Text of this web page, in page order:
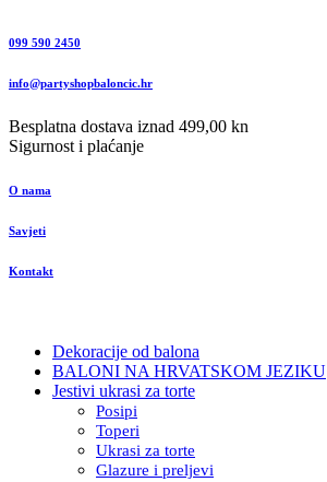
099 590 2450
info@partyshopbaloncic.hr
Besplatna dostava iznad 499,00 kn
Sigurnost i plaćanje
O nama
Savjeti
Kontakt
Dekoracije od balona
BALONI NA HRVATSKOM JEZIKU
Jestivi ukrasi za torte
Posipi
Toperi
Ukrasi za torte
Glazure i preljevi